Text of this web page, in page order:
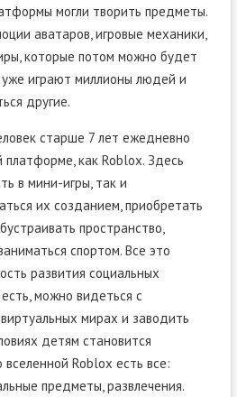
могли творить предметы.
аватаров, игровые механики,
которые потом можно будет
играют миллионы людей и
другие.
старше 7 лет ежедневно
платформе, как Roblox. Здесь
в мини-игры, так и
их созданием, приобретать
пространство,
спортом. Все это
развития социальных
можно видеться с
мирах и заводить
детям становится
вселенной Roblox есть все:
предметы, развлечения.